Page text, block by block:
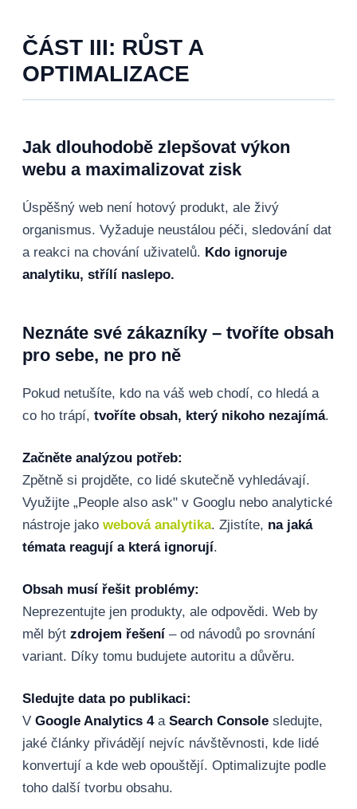
ČÁST III: RŮST A
OPTIMALIZACE
Jak dlouhodobě zlepšovat výkon
webu a maximalizovat zisk
Úspěšný web není hotový produkt, ale živý
organismus. Vyžaduje neustálou péči, sledování dat
a reakci na chování uživatelů. Kdo ignoruje
analytiku, střílí naslepo.
Neznáte své zákazníky – tvoříte obsah
pro sebe, ne pro ně
Pokud netušíte, kdo na váš web chodí, co hledá a
co ho trápí, tvoříte obsah, který nikoho nezajímá.
Začněte analýzou potřeb:
Zpětně si projděte, co lidé skutečně vyhledávají.
Využijte „People also ask" v Googlu nebo analytické
nástroje jako webová analytika. Zjistíte, na jaká
témata reagují a která ignorují.
Obsah musí řešit problémy:
Neprezentujte jen produkty, ale odpovědi. Web by
měl být zdrojem řešení – od návodů po srovnání
variant. Díky tomu budujete autoritu a důvěru.
Sledujte data po publikaci:
V Google Analytics 4a Search Console sledujte,
jaké články přivádějí nejvíc návštěvnosti, kde lidé
konvertují a kde web opouštějí. Optimalizujte podle
toho další tvorbu obsahu.